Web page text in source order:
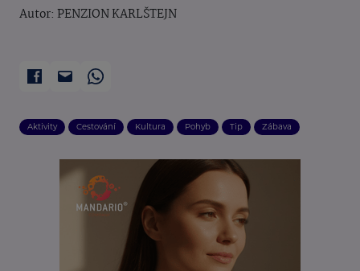
Autor: PENZION KARLŠTEJN
Aktivity Cestování Kultura Pohyb Tip Zábava